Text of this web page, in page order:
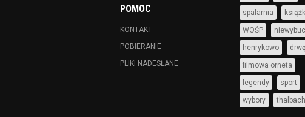
POMOC
KONTAKT
POBIERANIE
PLIKI NADESŁANE
spalarnia
WOŚP
henrykowo
filmowa orneta
legendy sport
wybory thalbach